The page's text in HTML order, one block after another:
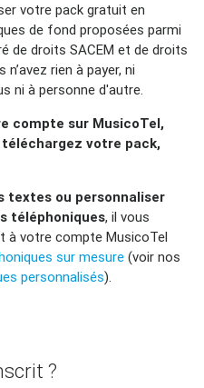
votre pack gratuit en
de fond proposées parmi
de droits SACEM et de droits
rien à payer, ni
ni à personne d'autre.
compte sur MusicoTel,
votre pack,
textes ou personnaliser
téléphoniques, il vous
à votre compte MusicoTel
sur mesure (voir nos
personnalisés).
?